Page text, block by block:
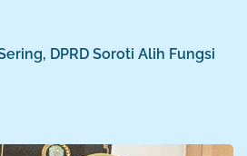
DPRD Soroti Alih Fungsi